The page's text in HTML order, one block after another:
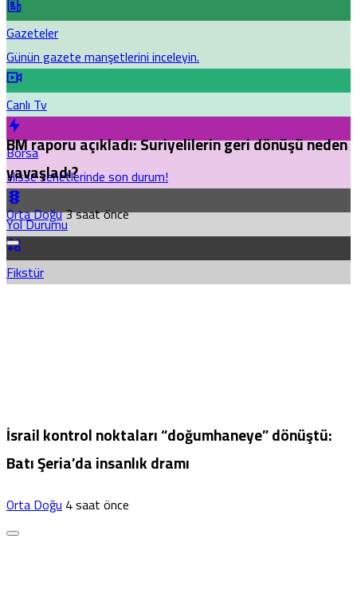
Gazeteler
Günün gazete manşetlerini inceleyin.
Canlı Tv
Borsa
Hisse senetlerinde son durum!
Yol Durumu
Fikstür
BM raporu açıkladı: Suriyelilerin geri dönüşü neden
yavaşladı?
Orta Doğu3 saat önce
İsrail kontrol noktaları “doğumhaneye” dönüştü:
Batı Şeria’da insanlık dramı
Orta Doğu4 saat önce